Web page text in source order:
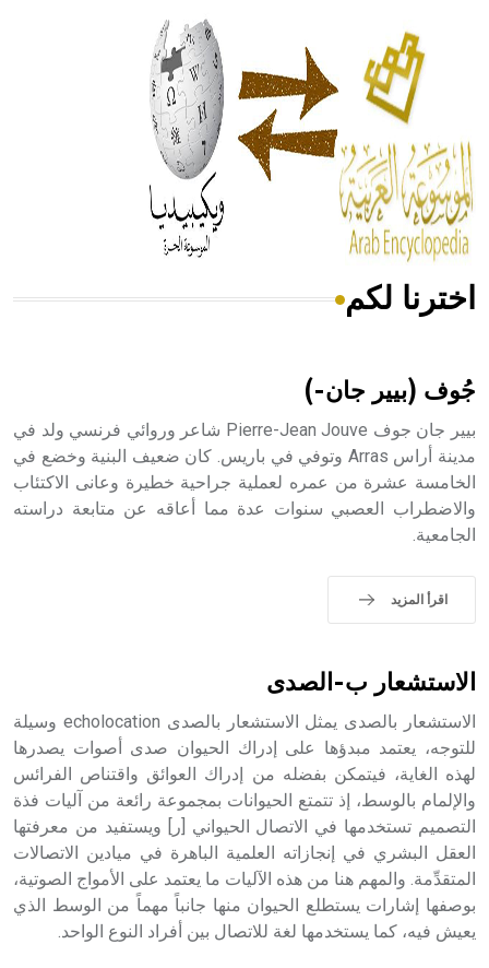
الحكم، الأدلة، تنظيم التغذية، ورسالته في جروح الرأس. ويعود
له الفضل بأنه حرر الطب من الدين والفلسفة.
- هل تعلم أن المرجان إفراز حيواني يتكون في البحر ويتركب
من مادة كربونات الكلسيوم، وهو أحمر أو شديد الحمرة وهو
أجود أنواعه، ويمتاز بكبر الحجم ويسمى الش
هل تعلم أن الأبسيد كلمة فرنسية اللفظ تم اعتمادها مصطلحاً
- هل تعلم أن أبجر Abgar اسم معروف جيداً يعود إلى عدد من
الملوك الذين حكموا مدينة إديسا (الرها) من أبجر الأول وحتى
التاسع، وهم ينتسبون إلى أسرة أوسروين
sign تكتب منفصلة غير متصلة، وتعتمد المبدأ الأكوروفوني،
حيث تقتصر القيمة الصوتية للعلامة الك
اخترنا لكم
جُوف (بيير جان-)
بيير جان جوف Pierre-Jean Jouve شاعر وروائي فرنسي ولد في
مدينة أراس Arras وتوفي في باريس. كان ضعيف البنية وخضع في
الخامسة عشرة من عمره لعملية جراحية خطيرة وعانى الاكتئاب
والاضطراب العصبي سنوات عدة مما أعاقه عن متابعة دراسته
الجامعية.
اقرأ المزيد
الاستشعار ب-الصدى
الاستشعار بالصدى يمثل الاستشعار بالصدى echolocation وسيلة
للتوجه، يعتمد مبدؤها على إدراك الحيوان صدى أصوات يصدرها
لهذه الغاية، فيتمكن بفضله من إدراك العوائق واقتناص الفرائس
والإلمام بالوسط، إذ تتمتع الحيوانات بمجموعة رائعة من آليات فذة
التصميم تستخدمها في الاتصال الحيواني [ر] ويستفيد من معرفتها
العقل البشري في إنجازاته العلمية الباهرة في ميادين الاتصالات
المتقدِّمة. والمهم هنا من هذه الآليات ما يعتمد على الأمواج الصوتية،
بوصفها إشارات يستطلع الحيوان منها جانباً مهماً من الوسط الذي
يعيش فيه، كما يستخدمها لغة للاتصال بين أفراد النوع الواحد.